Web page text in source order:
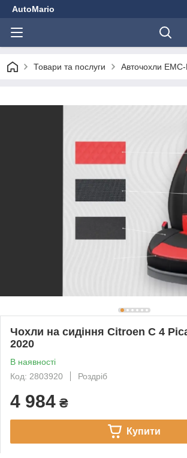
AutoMario
Товари та послуги Авточохли
Чохли на сидіння Citroen C 4
2020
В наявності
Код: 2803920
Роздріб
4 984 ₴
Купити